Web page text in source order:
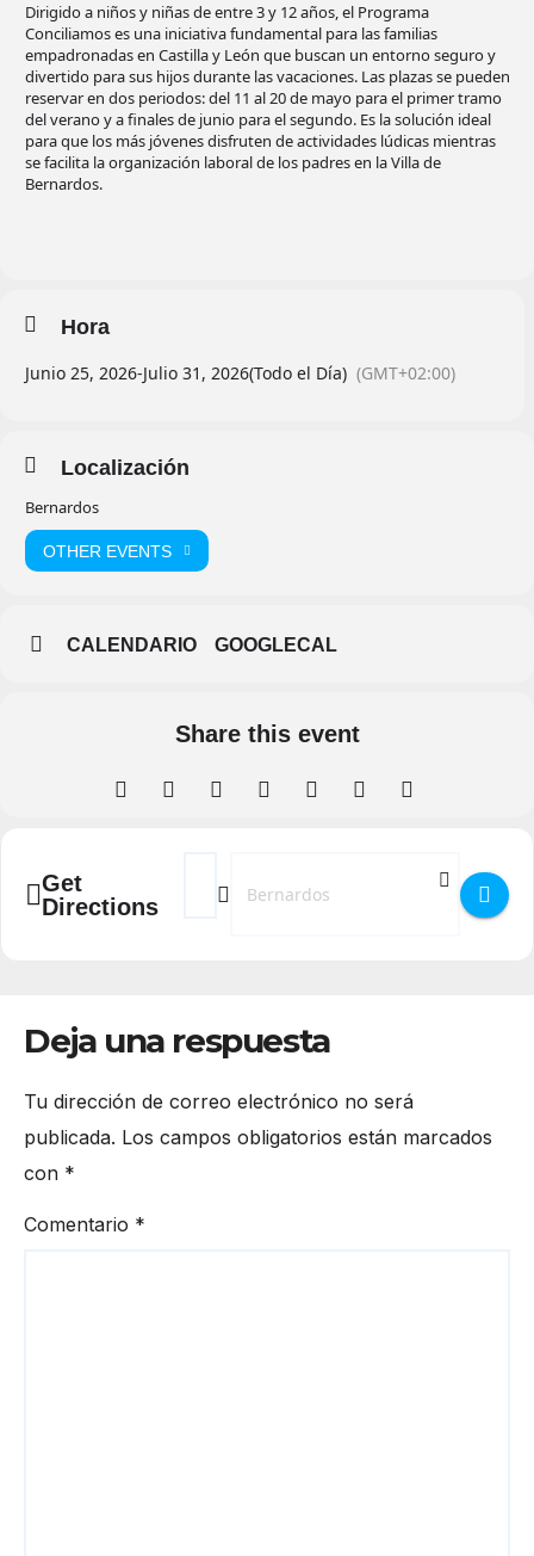
Dirigido a niños y niñas de entre 3 y 12 años, el Programa
Conciliamos es una iniciativa fundamental para las familias
empadronadas en Castilla y León que buscan un entorno seguro y
divertido para sus hijos durante las vacaciones. Las plazas se pueden
reservar en dos periodos: del 11 al 20 de mayo para el primer tramo
del verano y a finales de junio para el segundo. Es la solución ideal
para que los más jóvenes disfruten de actividades lúdicas mientras
se facilita la organización laboral de los padres en la Villa de
Bernardos.
Hora
Junio 25, 2026-Julio 31, 2026(Todo el Día) (GMT+02:00)
Localización
Bernardos
OTHER EVENTS
CALENDARIO GOOGLECAL
Share this event
Get
Directions
Address - Programa Conciliamos Verano
Destination Address - Programa
Deja una respuesta
Tu dirección de correo electrónico no será
publicada. Los campos obligatorios están marcados
con *
Comentario *